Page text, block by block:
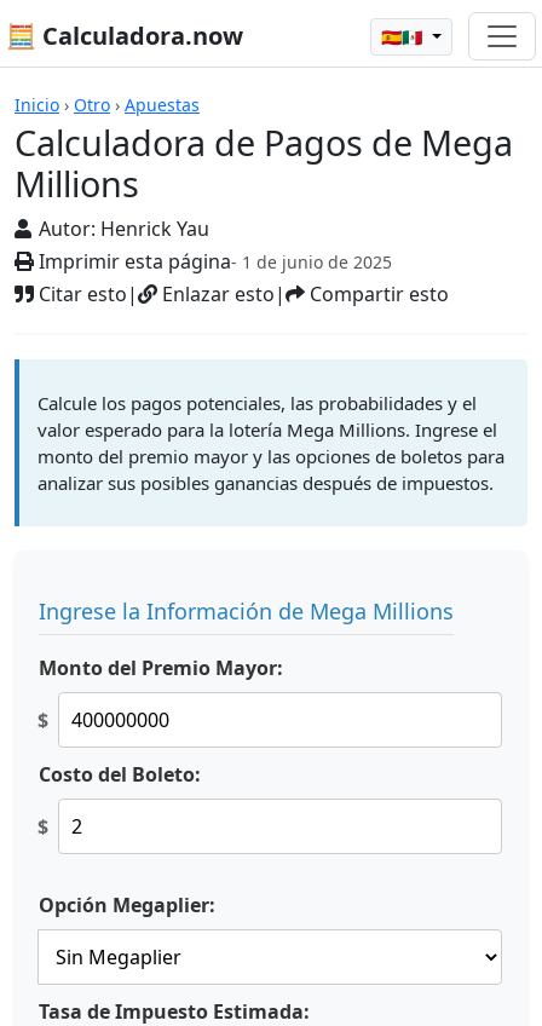
🧮 Calculadora.now 🇪🇸🇲🇽
Inicio › Otro › Apuestas
Calculadora de Pagos de Mega
Millions
Autor: Henrick Yau
Imprimir esta página- 1 de junio de 2025
Citar esto| Enlazar esto| Compartir esto
Calculadoras
Calcule los pagos potenciales, las probabilidades y el
valor esperado para la lotería Mega Millions. Ingrese el
monto del premio mayor y las opciones de boletos para
analizar sus posibles ganancias después de impuestos.
Ingrese la Información de Mega Millions
Monto del Premio Mayor:
$
Costo del Boleto:
$
Opción Megaplier:
Tasa de Impuesto Estimada: